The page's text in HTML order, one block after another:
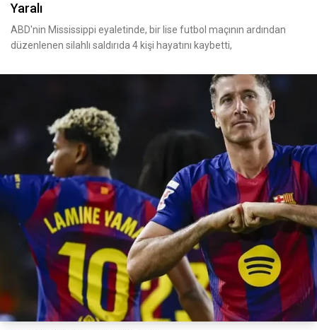
Yaralı
ABD'nin Mississippi eyaletinde, bir lise futbol maçının ardından
düzenlenen silahlı saldırıda 4 kişi hayatını kaybetti,